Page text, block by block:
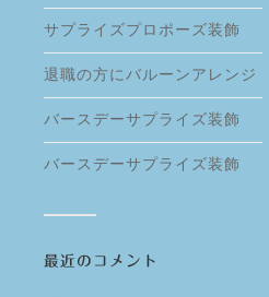
サプライズプロポーズ装飾
退職の方にバルーンアレンジ
バースデーサプライズ装飾
バースデーサプライズ装飾
最近のコメント